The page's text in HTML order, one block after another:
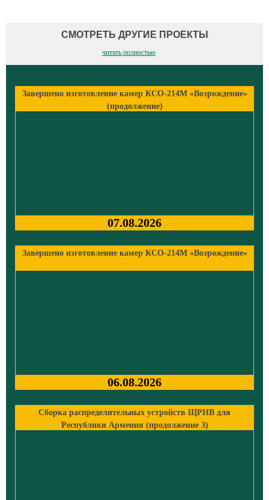
СМОТРЕТЬ ДРУГИЕ ПРОЕКТЫ
читать полностью
Завершено изготовление камер КСО-214М «Возрождение»
(продолжение)
07.08.2026
Завершено изготовление камер КСО-214М «Возрождение»
06.08.2026
Сборка распределительных устройств ЩРНВ для
Республики Армения (продолжение 3)